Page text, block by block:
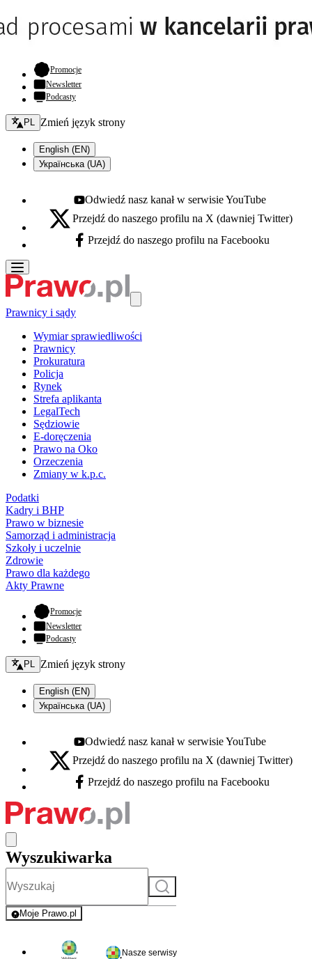
Promocje- otwiera się w nowej karcie
Newsletter
Podcasty
Zmień język - bieżący:
PL Zmień język strony
English (EN)
Українська (UA)
Youtube - otwiera się w nowej karcie
Odwiedź nasz kanał w serwisie YouTube
X - otwiera się w nowej karcie
Przejdź do naszego profilu na X (dawniej Twitter)
Facebook - otwiera się w nowej karcie
Przejdź do naszego profilu na Facebooku
Prawnicy i sądy
Wymiar sprawiedliwości
Prawnicy
Prokuratura
Policja
Rynek
Strefa aplikanta
LegalTech
Sędziowie
E-doręczenia
Prawo na Oko
Orzeczenia
Zmiany w k.p.c.
Podatki
Kadry i BHP
Prawo w biznesie
Samorząd i administracja
Szkoły i uczelnie
Zdrowie
Prawo dla każdego
Akty Prawne
Promocje- otwiera się w nowej karcie
Newsletter
Podcasty
Zmień język - bieżący:
PL Zmień język strony
English (EN)
Українська (UA)
Youtube - otwiera się w nowej karcie
Odwiedź nasz kanał w serwisie YouTube
X - otwiera się w nowej karcie
Przejdź do naszego profilu na X (dawniej Twitter)
Facebook - otwiera się w nowej karcie
Przejdź do naszego profilu na Facebooku
Wyszukiwarka
Szukaj
Moje Prawo.pl
- rejestracja i logowanie do serwisu
Nasze serwisy